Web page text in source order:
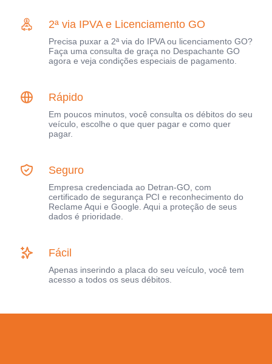
2ª via IPVA e Licenciamento GO
Precisa puxar a 2ª via do IPVA ou licenciamento GO?
Faça uma consulta de graça no Despachante GO
agora e veja condições especiais de pagamento.
Rápido
Em poucos minutos, você consulta os débitos do seu
veículo, escolhe o que quer pagar e como quer
pagar.
Seguro
Empresa credenciada ao Detran-GO, com
certificado de segurança PCI e reconhecimento do
Reclame Aqui e Google. Aqui a proteção de seus
dados é prioridade.
Fácil
Apenas inserindo a placa do seu veículo, você tem
acesso a todos os seus débitos.